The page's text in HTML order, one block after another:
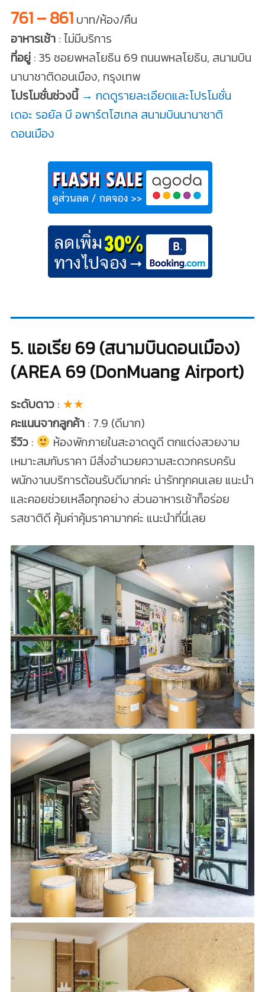
761 – 861บาท/ห้อง/คืน
อาหารเช้า: ไม่มีบริการ
ที่อยู่: 35 ซอยพหลโยธิน 69 ถนนพหลโยธิน, สนามบิน
นานาชาติดอนเมือง, กรุงเทพ
โปรโมชั่นช่วงนี้ → กดดูรายละเอียดและโปรโมชั่น
เดอะ รอยัล บี อพาร์ตโฮเทล สนามบินนานาชาติ
ดอนเมือง
5. แอเรีย 69 (สนามบินดอนเมือง)
(AREA 69 (DonMuang Airport)
ระดับดาว: ★★
คะแนนจากลูกค้า: 7.9 (ดีมาก)
รีวิว:
ห้องพักภายในสะอาดดูดี ตกแต่งสวยงาม
เหมาะสมกับราคา มีสิ่งอำนวยความสะดวกครบครัน
พนักงานบริการต้อนรับดีมากค่ะ น่ารักทุกคนเลย แนะนำ
และคอยช่วยเหลือทุกอย่าง ส่วนอาหารเช้าก็อร่อย
รสชาติดี คุ้มค่าคุ้มราคามากค่ะ แนะนำที่นี่เลย